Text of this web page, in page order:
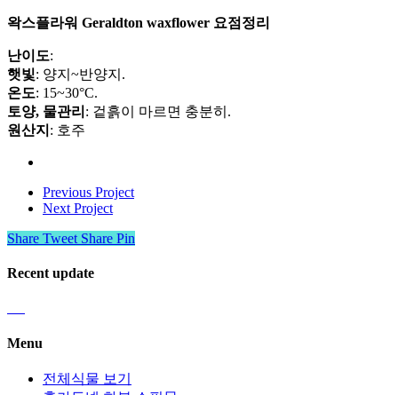
왁스플라워 Geraldton waxflower 요점정리
난이도:
햇빛: 양지~반양지.
온도: 15~30°C.
토양, 물관리 : 겉흙이 마르면 충분히.
원산지 : 호주
Previous Project
Next Project
Share Tweet Share Pin
Recent update
Menu
전체식물 보기